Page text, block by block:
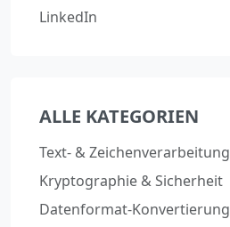
LinkedIn
ALLE KATEGORIEN
Text- & Zeichenverarbeitung
Kryptographie & Sicherheit
Datenformat-Konvertierung